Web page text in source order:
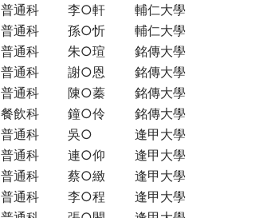
普通科
李○軒 輔仁大學
普通科
孫○忻 輔仁大學
普通科
朱○瑄 銘傳大學
普通科
謝○恩 銘傳大學
普通科
陳○蓁 銘傳大學
餐飲科
鐘○伶 銘傳大學
普通科
吳○ 逢甲大學
普通科
連○仰 逢甲大學
普通科
蔡○緻 逢甲大學
普通科
李○程 逢甲大學